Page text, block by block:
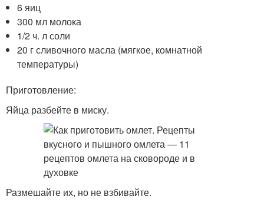
6 яиц
300 мл молока
1/2 ч. л соли
20 г сливочного масла (мягкое, комнатной
температуры)
Приготовление:
Яйца разбейте в миску.
Размешайте их, но не взбивайте.